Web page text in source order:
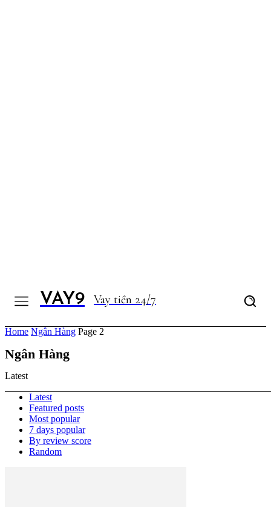
VAY9 Vay tiền 24/7
Home Ngân Hàng Page 2
Ngân Hàng
Latest
Latest
Featured posts
Most popular
7 days popular
By review score
Random